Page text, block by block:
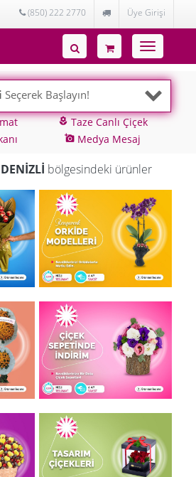
(850) 222 2770 Üye Girişi
Toggle
navigation
Seçerek Başlayın!
local_floristTaze Canlı Çiçek
add_a_photo Medya Mesaj
bölgesindeki ürünler